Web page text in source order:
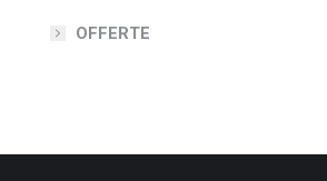
OFFERTE